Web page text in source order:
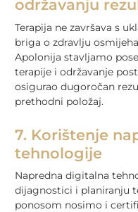
održavanju
Terapija ne završava s
briga o zdravlju
Apolonija stavljamo
terapije i održavanje
osigurao dugoročan
prethodni položaj.
7. Korištenje
tehnologije
Napredna digitalna
dijagnostici i planiranju
ponosom nosimo i